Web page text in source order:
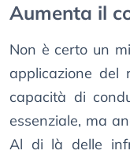
Aumenta il
Non è certo un
applicazione
capacità di
essenziale, ma
Al di là delle